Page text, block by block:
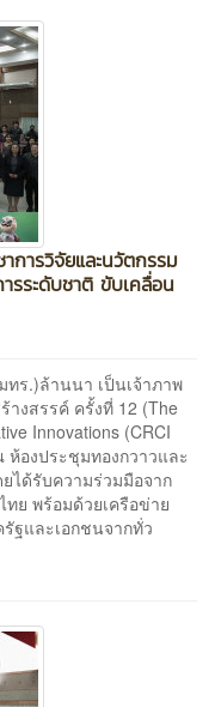
การวิจัยและนวัตกรรม
รระดับชาติ ขับเคลื่อน
.)ล้านนา เป็นเจ้าภาพ
งสรรค์ ครั้งที่ 12 (The
Innovations (CRCI
องประชุมทองกวาวและ
ได้รับความร่วมมือจาก
ย พร้อมด้วยเครือข่าย
ฐและเอกชนจากทั่ว